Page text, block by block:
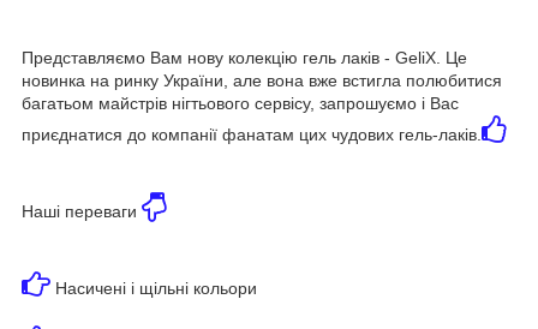
Представляємо Вам нову колекцію гель лаків - GeliX. Це
новинка на ринку України, але вона вже встигла полюбитися
багатьом майстрів нігтьового сервісу, запрошуємо і Вас
приєднатися до компанії фанатам цих чудових гель-лаків.
Наші переваги
Насичені і щільні кольори